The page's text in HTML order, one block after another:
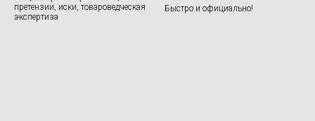
претензии, иски, товароведческая
экспертиза
Быстро и официально!